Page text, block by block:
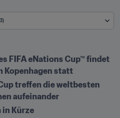
FIFA eNations Cup™ findet
Kopenhagen statt
treffen die weltbesten
aufeinander
Kürze